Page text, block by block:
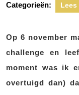
Categorieën: Lees
Op 6 november
challenge en
moment was ik
overtuigd dan)